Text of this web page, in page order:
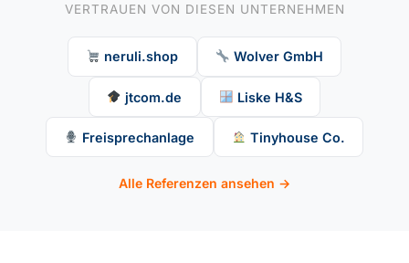
VERTRAUEN VON DIESEN UNTERNEHMEN
neruli.shop Wolver GmbH
jtcom.de Liske H&S
Freisprechanlage Tinyhouse Co.
Alle Referenzen ansehen →